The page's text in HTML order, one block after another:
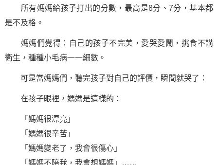
所有媽媽給孩子打出的分數，最高是8分、7分，基本都
是不及格。
媽媽們覺得：自己的孩子不完美，愛哭愛鬧，挑食不講
衛生，種種小毛病一一細數。
可是當媽媽們，聽完孩子對自己的評價，瞬間就哭了：
在孩子眼裡，媽媽是這樣的：
「媽媽很漂亮」
「媽媽很辛苦」
「媽媽變老了，我會很傷心」
「媽媽不陪我，我會想媽媽」……